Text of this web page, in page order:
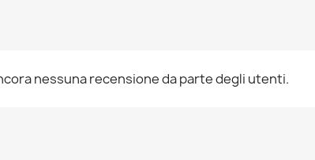
nessuna recensione da parte degli utenti.